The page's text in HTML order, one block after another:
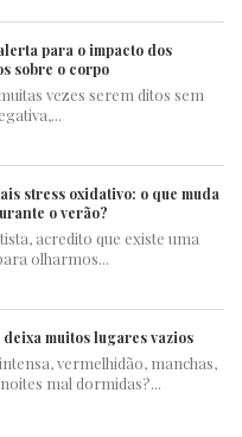
para o impacto dos
sobre o corpo
vezes serem ditos sem
stress oxidativo: o que muda
o verão?
acredito que existe uma
olharmos...
muitos lugares vazios
vermelhidão, manchas,
mal dormidas?...